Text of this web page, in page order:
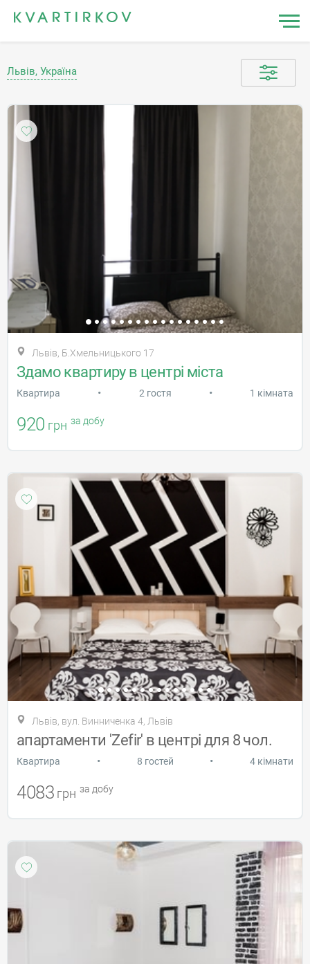
Львів, Україна
Львів, Б.Хмельницького 17
Здамо квартиру в центрі міста
Квартира • 2 гостя • 1 кімната
920 грн за добу
Львів, вул. Винниченка 4, Львів
апартаменти 'Zefir' в центрі для 8 чол.
Квартира • 8 гостей • 4 кімнати
4083 грн за добу